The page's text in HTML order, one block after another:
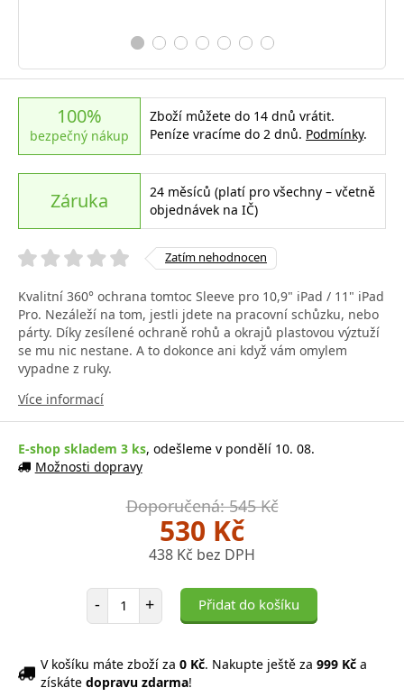
100%
bezpečný nákup
Zboží můžete do 14 dnů vrátit.
Peníze vracíme do 2 dnů. Podmínky.
Záruka
24 měsíců (platí pro všechny – včetně
objednávek na IČ)
Zatím nehodnocen
Kvalitní 360° ochrana tomtoc Sleeve pro 10,9" iPad / 11" iPad
Pro. Nezáleží na tom, jestli jdete na pracovní schůzku, nebo
párty. Díky zesílené ochraně rohů a okrajů plastovou výztuží
se mu nic nestane. A to dokonce ani když vám omylem
vypadne z ruky.
Více informací
E-shop skladem 3 ks, odešleme v pondělí 10. 08.
Možnosti dopravy
Doporučená: 545 Kč
530 Kč
438 Kč bez DPH
- Počet položek
+ Přidat do košíku
V košíku máte zboží za 0 Kč. Nakupte ještě za 999 Kč a
získáte dopravu zdarma!